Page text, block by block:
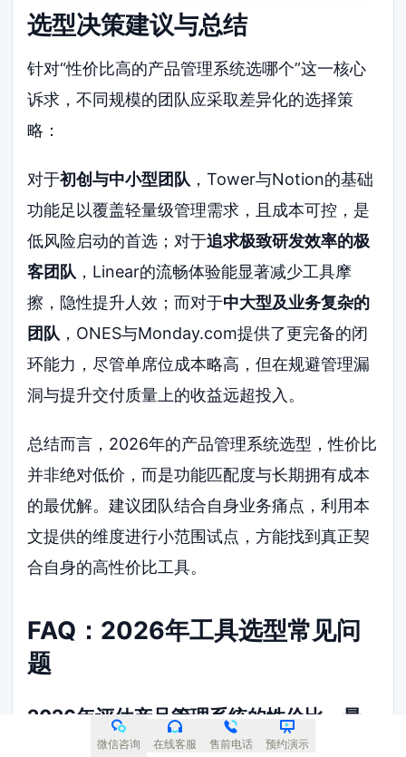
选型决策建议与总结
针对“性价比高的产品管理系统选哪个”这一核心
诉求，不同规模的团队应采取差异化的选择策
略：
对于初创与中小型团队 ，Tower与Notion的基础
功能足以覆盖轻量级管理需求，且成本可控，是
低风险启动的首选；对于追求极致研发效率的极
客团队 ，Linear的流畅体验能显著减少工具摩
擦，隐性提升人效；而对于中大型及业务复杂的
团队 ，ONES与Monday.com提供了更完备的闭
环能力，尽管单席位成本略高，但在规避管理漏
洞与提升交付质量上的收益远超投入。
总结而言，2026年的产品管理系统选型，性价比
并非绝对低价，而是功能匹配度与长期拥有成本
的最优解。建议团队结合自身业务痛点，利用本
文提供的维度进行小范围试点，方能找到真正契
合自身的高性价比工具。
FAQ：2026年工具选型常见问
题
2026年评估产品管理系统的性价比，最
容易被忽视的成本是什么？
微信咨询 在线客服 售前电话 预约演示